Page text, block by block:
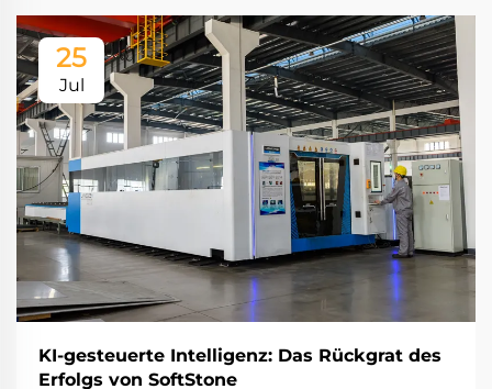
25
Jul
KI-gesteuerte Intelligenz: Das Rückgrat des
Erfolgs von SoftStone